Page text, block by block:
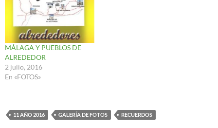
MÁLAGA Y PUEBLOS DE
ALREDEDOR
2 julio, 2016
En «FOTOS»
11 AÑO 2016 GALERÍA DE FOTOS RECUERDOS